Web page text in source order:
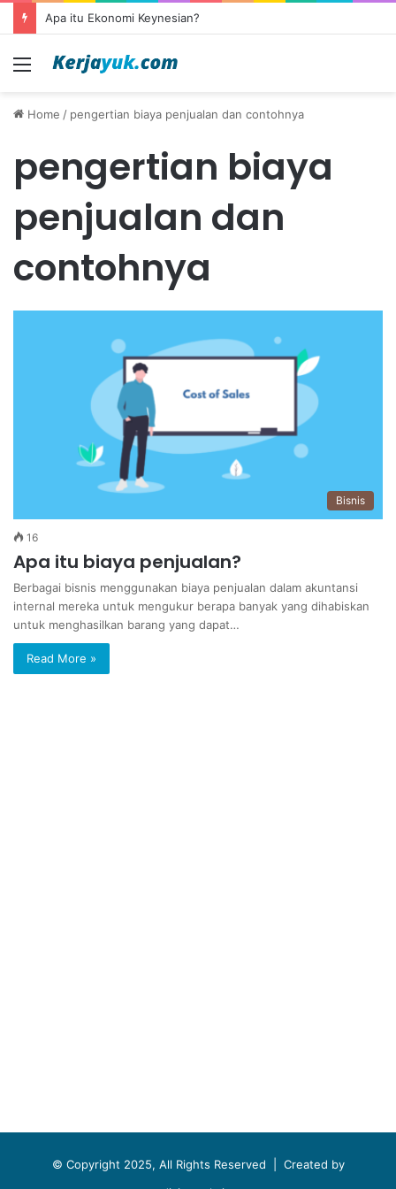
Apa itu Ekonomi Keynesian?
Menu
Home / pengertian biaya penjualan dan contohnya
pengertian biaya
penjualan dan
contohnya
Bisnis
16
Apa itu biaya penjualan?
Berbagai bisnis menggunakan biaya penjualan dalam akuntansi
internal mereka untuk mengukur berapa banyak yang dihabiskan
untuk menghasilkan barang yang dapat…
Read More »
© Copyright 2025, All Rights Reserved | Created by